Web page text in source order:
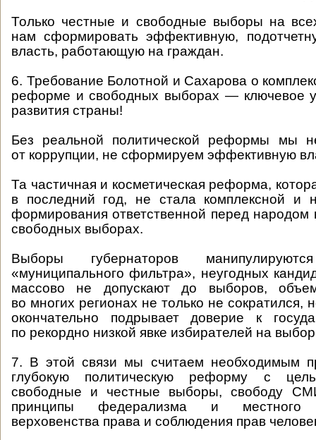
Только честные и свободные выборы на
нам сформировать эффективную,
власть, работающую на граждан.
6. Требование Болотной и Сахарова о
реформе и свободных выборах — ключевое
развития страны!
Без реальной политической реформы мы
от коррупции, не сформируем эффективную
Та частичная и косметическая реформа,
в последний год, не стала комплексной и
формирования ответственной перед народом
свободных выборах.
Выборы губернаторов
«муниципального фильтра», неугодных
массово не допускают до выборов,
во многих регионах не только не сократился,
окончательно подрывает доверие к
по рекордно низкой явке избирателей на
7. В этой связи мы считаем необходимым
глубокую политическую реформу с
свободные и честные выборы, свободу
принципы федерализма и местного
верховенства права и соблюдения прав